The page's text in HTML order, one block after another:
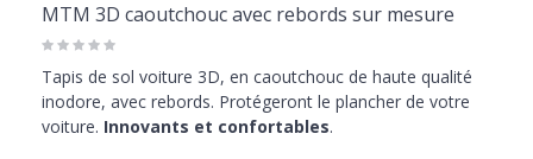
MTM 3D caoutchouc avec rebords sur mesure
Tapis de sol voiture 3D, en caoutchouc de haute qualité
inodore, avec rebords. Protégeront le plancher de votre
voiture. Innovants et confortables.